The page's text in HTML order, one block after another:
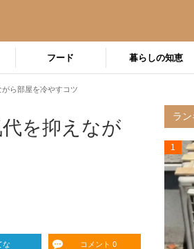
フード 暮らしの知恵
ら部屋を冷やすコツ
を抑えなが
な コメント 0
ラ
1